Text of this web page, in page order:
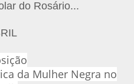
do Rosário...
da Mulher Negra no